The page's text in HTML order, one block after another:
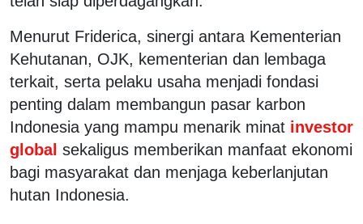
Menurut Friderica, sinergi antara Kementerian
Kehutanan, OJK, kementerian dan lembaga
terkait, serta pelaku usaha menjadi fondasi
penting dalam membangun pasar karbon
Indonesia yang mampu menarik minat investor
global sekaligus memberikan manfaat ekonomi
bagi masyarakat dan menjaga keberlanjutan
hutan Indonesia.